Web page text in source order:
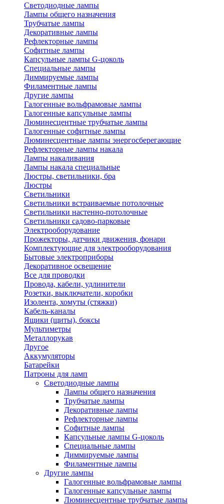
Светодиодные лампы
Лампы общего назначения
Трубчатые лампы
Декоративные лампы
Рефлекторные лампы
Софитные лампы
Капсульные лампы G-цоколь
Специальные лампы
Диммируемые лампы
Филаментные лампы
Другие лампы
Галогенные вольфрамовые лампы
Галогенные капсульные лампы
Люминесцентные трубчатые лампы
Галогенные софитные лампы
Люминесцентные лампы энергосберегающие
Рефлекторные лампы накала
Лампы накаливания
Лампы накала специальные
Люстры, светильники, бра
Люстры
Светильники
Светильники встраиваемые потолочные
Светильники настенно-потолочные
Светильники садово-парковые
Электрооборудование
Прожекторы, датчики движения, фонари
Комплектующие для электрооборудования
Бытовые электроприборы
Декоративное освещение
Все для проводки
Провода, кабели, удлинители
Розетки, выключатели, коробки
Изолента, хомуты (стяжки)
Кабель-каналы
Ящики (щиты), боксы
Мультиметры
Металлорукав
Другое
Аккумуляторы
Батарейки
Патроны для ламп
Светодиодные лампы
Лампы общего назначения
Трубчатые лампы
Декоративные лампы
Рефлекторные лампы
Софитные лампы
Капсульные лампы G-цоколь
Специальные лампы
Диммируемые лампы
Филаментные лампы
Другие лампы
Галогенные вольфрамовые лампы
Галогенные капсульные лампы
Люминесцентные трубчатые лампы